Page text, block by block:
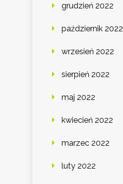
grudzień 2022
październik 2022
wrzesień 2022
sierpień 2022
maj 2022
kwiecień 2022
marzec 2022
luty 2022